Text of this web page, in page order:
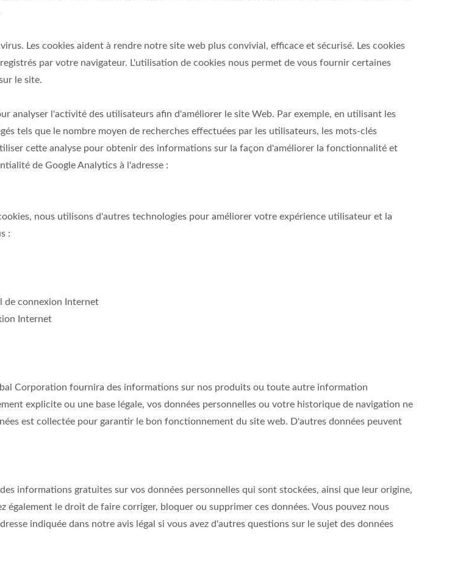
Les cookies aident à rendre notre site web plus convivial, efficace et sécurisé. Les cookies
par votre navigateur. L'utilisation de cookies nous permet de vous fournir certaines
le site.
analyser l'activité des utilisateurs afin d'améliorer le site Web. Par exemple, en utilisant les
tels que le nombre moyen de recherches effectuées par les utilisateurs, les mots-clés
cette analyse pour obtenir des informations sur la façon d'améliorer la fonctionnalité et
de Google Analytics à l'adresse :
nous utilisons d'autres technologies pour améliorer votre expérience utilisateur et la
:
de connexion Internet
Internet
Corporation fournira des informations sur nos produits ou toute autre information
explicite ou une base légale, vos données personnelles ou votre historique de navigation ne
est collectée pour garantir le bon fonctionnement du site web. D'autres données peuvent
informations gratuites sur vos données personnelles qui sont stockées, ainsi que leur origine,
le droit de faire corriger, bloquer ou supprimer ces données. Vous pouvez nous
indiquée dans notre avis légal si vous avez d'autres questions sur le sujet des données